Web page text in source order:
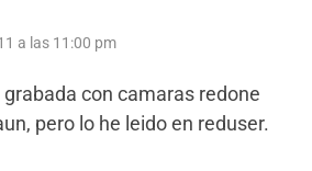
a las 11:00 pm
con camaras redone
pero lo he leido en reduser.